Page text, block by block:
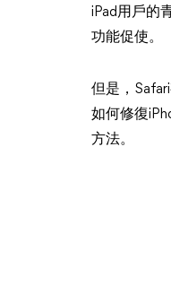
iPad用戶的
功能促使。
但是，
如何修復
方法。